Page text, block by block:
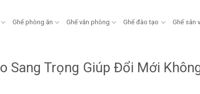
Ghế phòng ăn Ghế văn phòng Ghế đào tạo Ghế sân
Sang Trọng Giúp Đổi Mới